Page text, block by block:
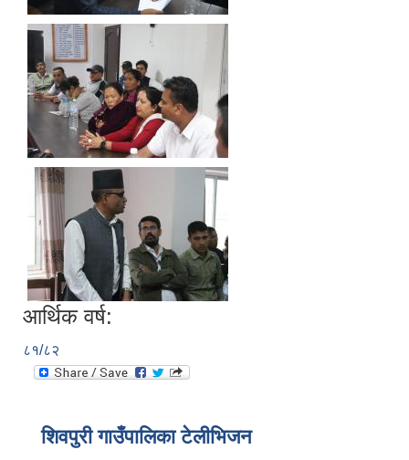
आर्थिक वर्ष:
८१/८२
शिवपुरी गाउँपालिका टेलीभिजन